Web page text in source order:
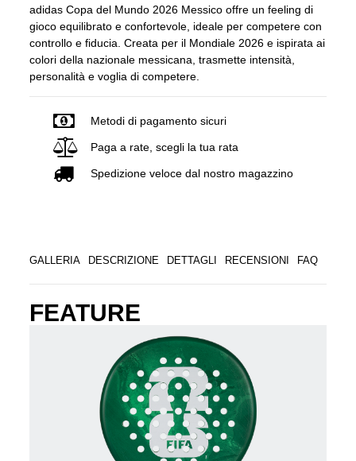
adidas Copa del Mundo 2026 Messico offre un feeling di
gioco equilibrato e confortevole, ideale per competere con
controllo e fiducia. Creata per il Mondiale 2026 e ispirata ai
colori della nazionale messicana, trasmette intensità,
personalità e voglia di competere.
Metodi di pagamento sicuri
Paga a rate, scegli la tua rata
Spedizione veloce dal nostro magazzino
GALLERIA DESCRIZIONE DETTAGLI RECENSIONI FAQ
FEATURE